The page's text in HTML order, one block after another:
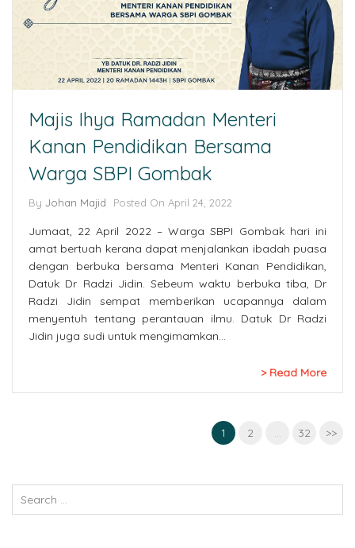
Majis Ihya Ramadan Menteri
Kanan Pendidikan Bersama
Warga SBPI Gombak
By Johan Majid Posted On April 24, 2022
Jumaat, 22 April 2022 – Warga SBPI Gombak hari ini
amat bertuah kerana dapat menjalankan ibadah puasa
dengan berbuka bersama Menteri Kanan Pendidikan,
Datuk Dr Radzi Jidin. Sebeum waktu berbuka tiba, Dr
Radzi Jidin sempat memberikan ucapannya dalam
menyentuh tentang perantauan ilmu. Datuk Dr Radzi
Jidin juga sudi untuk mengimamkan…
Read More
1 2 … 32 >>